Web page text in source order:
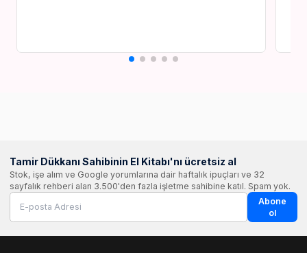
Tamir Dükkanı Sahibinin El Kitabı'nı ücretsiz al
Stok, işe alım ve Google yorumlarına dair haftalık ipuçları ve 32
sayfalık rehberi alan 3.500'den fazla işletme sahibine katıl. Spam yok.
Abone
ol